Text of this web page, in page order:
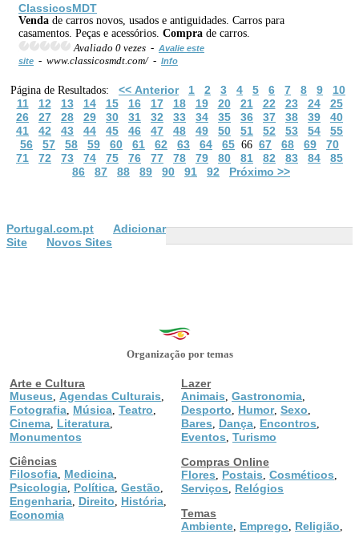
ClassicosMDT
Venda de carros novos, usados e antiguidades. Carros para
casamentos. Peças e acessórios. Compra de carros.
Avaliado 0 vezes - Avalie este
site - www.classicosmdt.com/ - Info
Página de Resultados: << Anterior 1 2 3 4 5 6 7 8 9
10
11
12 13 14 15 16 17 18 19 20 21 22 23 24
25
26
27 28 29 30 31 32 33 34 35 36 37 38 39
40
41
42 43 44 45 46 47 48 49 50 51 52 53 54
55
56
57 58 59 60 61 62 63 64 65 66 67 68 69
70
71
72 73 74 75 76 77 78 79 80 81 82 83 84
85
86
87 88 89 90 91 92 Próximo >>
Portugal.com.pt
Adicionar
Site
Novos Sites
Organização por temas
Arte e Cultura
Museus
Agendas Culturais
Fotografia Música Teatro
Cinema Literatura
Monumentos
Ciências
Filosofia Medicina
Psicologia Política Gestão
Engenharia Direito História
Economia
Lazer
Animais Gastronomia
Desporto Humor, Sexo
Bares Dança Encontros
Eventos Turismo
Compras Online
Flores
Postais Cosméticos
Serviços
Relógios
Temas
Ambiente Emprego Religião